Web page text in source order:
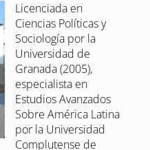
Licenciada en
Ciencias Políticas y
Sociología por la
Universidad de
Granada (2005),
especialista en
Estudios Avanzados
Sobre América Latina
por la Universidad
Complutense de